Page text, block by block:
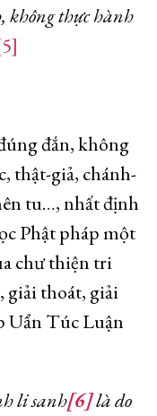
không thực hành
đắn, không
thật-giả, chánh-
tu…, nhất định
Phật pháp một
chư thiện tri
giải thoát, giải
Uẩn Túc Luận
li sanh[6]là do